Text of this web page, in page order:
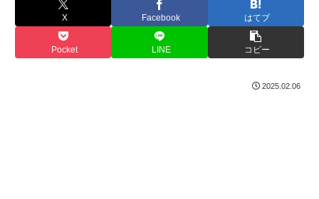
X Facebook はてブ
Pocket LINE コピー
2025.02.06